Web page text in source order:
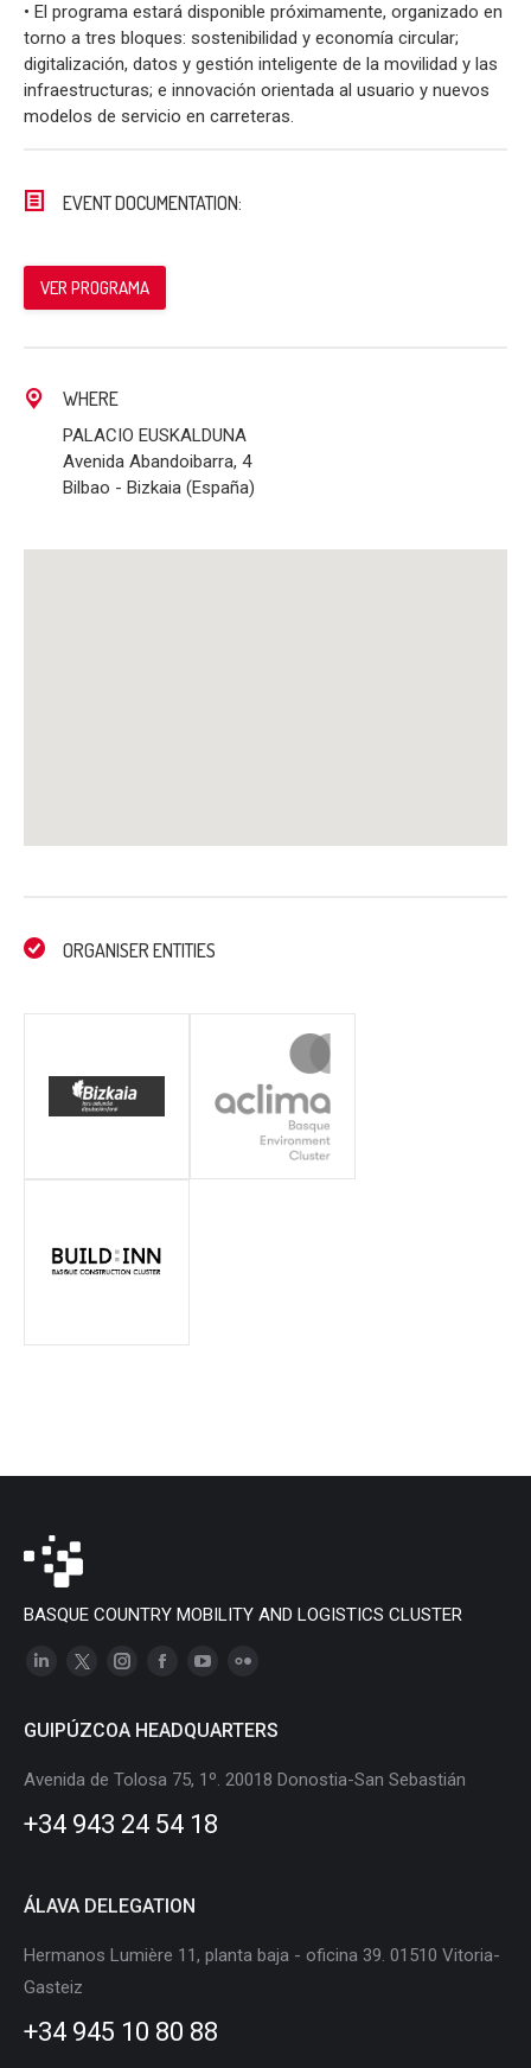
• El programa estará disponible próximamente, organizado en
torno a tres bloques: sostenibilidad y economía circular;
digitalización, datos y gestión inteligente de la movilidad y las
infraestructuras; e innovación orientada al usuario y nuevos
modelos de servicio en carreteras.
EVENT DOCUMENTATION:
VER PROGRAMA
WHERE
PALACIO EUSKALDUNA
Avenida Abandoibarra, 4
Bilbao - Bizkaia (España)
ORGANISER ENTITIES
BASQUE COUNTRY MOBILITY AND LOGISTICS CLUSTER
Linkedin
opens
window
X
opens
window
Instagram
opens
in
window
opens
in
window
opens
in
window
opens
in
GUIPÚZCOA HEADQUARTERS
Avenida de Tolosa 75, 1º. 20018 Donostia-San Sebastián
+34 943 24 54 18
ÁLAVA DELEGATION
Hermanos Lumière 11, planta baja - oficina 39. 01510 Vitoria-
Gasteiz
+34 945 10 80 88